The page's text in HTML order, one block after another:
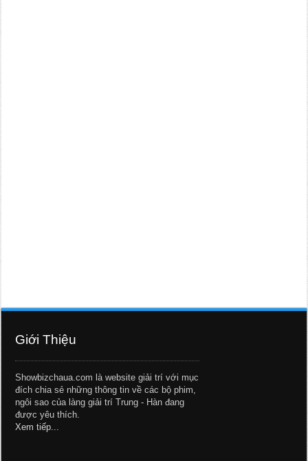
Giới Thiệu
Showbizchaua.com là website giải trí với mục
đích chia sẻ những thông tin về các bộ phim,
ngôi sao của làng giải trí Trung - Hàn đang
được yêu thích.
Xem tiếp...